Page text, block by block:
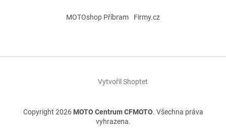
MOTOshop Příbram Firmy.cz
Vytvořil Shoptet
Copyright 2026 MOTO Centrum CFMOTO. Všechna práva
vyhrazena.